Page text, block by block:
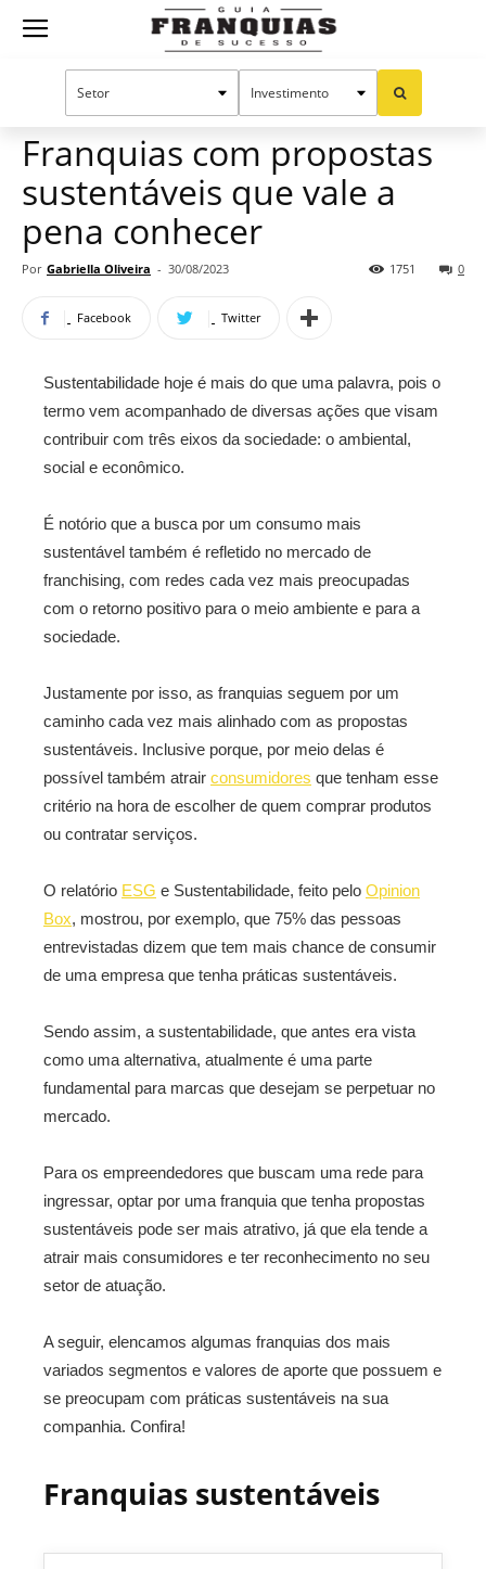
Guia
Oportunidades e tendências
Franquias com propostas
sustentáveis que vale a
pena conhecer
Por Gabriella Oliveira - 30/08/2023 0
1751
Facebook Twitter
Sustentabilidade hoje é mais do que uma palavra, pois o
termo vem acompanhado de diversas ações que visam
contribuir com três eixos da sociedade: o ambiental,
social e econômico.
É notório que a busca por um consumo mais
sustentável também é refletido no mercado de
franchising, com redes cada vez mais preocupadas
com o retorno positivo para o meio ambiente e para a
sociedade.
Justamente por isso, as franquias seguem por um
caminho cada vez mais alinhado com as propostas
sustentáveis. Inclusive porque, por meio delas é
possível também atrair consumidores que tenham esse
critério na hora de escolher de quem comprar produtos
ou contratar serviços.
O relatório ESG e Sustentabilidade, feito pelo Opinion
Box, mostrou, por exemplo, que 75% das pessoas
entrevistadas dizem que tem mais chance de consumir
de uma empresa que tenha práticas sustentáveis.
Sendo assim, a sustentabilidade, que antes era vista
como uma alternativa, atualmente é uma parte
fundamental para marcas que desejam se perpetuar no
mercado.
Para os empreendedores que buscam uma rede para
ingressar, optar por uma franquia que tenha propostas
sustentáveis pode ser mais atrativo, já que ela tende a
atrair mais consumidores e ter reconhecimento no seu
setor de atuação.
A seguir, elencamos algumas franquias dos mais
variados segmentos e valores de aporte que possuem e
se preocupam com práticas sustentáveis na sua
companhia. Confira!
Franquias sustentáveis